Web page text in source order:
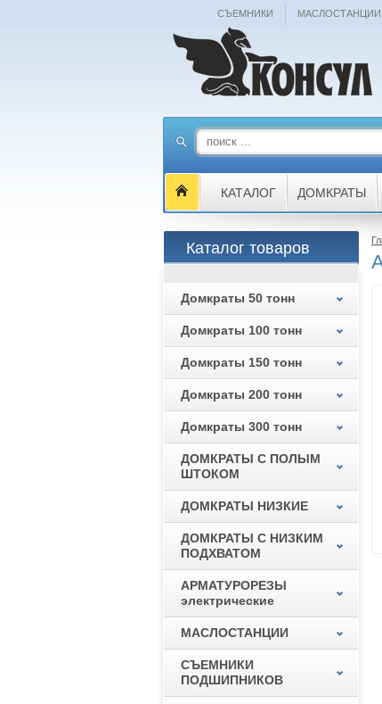
СЪЕМНИКИ МАСЛОСТАНЦИИ
КАТАЛОГ ДОМКРАТЫ
Каталог товаров
Домкраты 50 тонн
Домкраты 100 тонн
Домкраты 150 тонн
Домкраты 200 тонн
Домкраты 300 тонн
ДОМКРАТЫ С ПОЛЫМ
ШТОКОМ
ДОМКРАТЫ НИЗКИЕ
ДОМКРАТЫ С НИЗКИМ
ПОДХВАТОМ
АРМАТУРОРЕЗЫ
электрические
МАСЛОСТАНЦИИ
СЪЕМНИКИ
ПОДШИПНИКОВ